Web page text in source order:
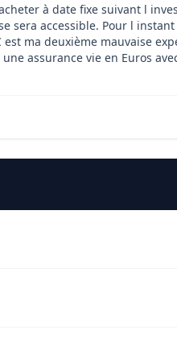
à date fixe suivant l
sera accessible. Pour l
ma deuxième mauvaise
assurance vie en Euros